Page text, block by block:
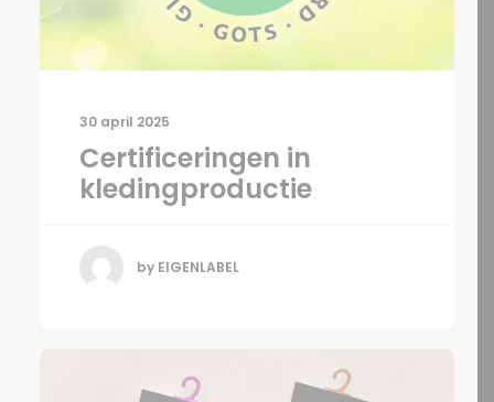
30 april 2025
Certificeringen in
kledingproductie
by EIGENLABEL